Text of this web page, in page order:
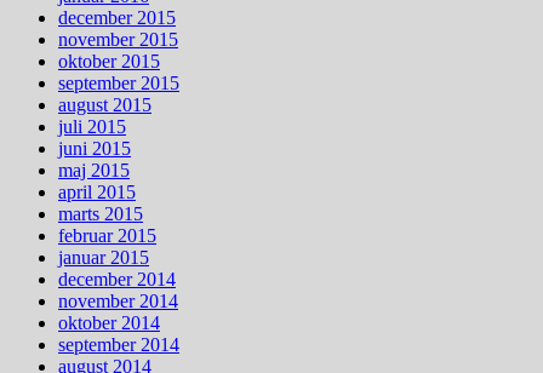
december 2015
november 2015
oktober 2015
september 2015
august 2015
juli 2015
juni 2015
maj 2015
april 2015
marts 2015
februar 2015
januar 2015
december 2014
november 2014
oktober 2014
september 2014
august 2014